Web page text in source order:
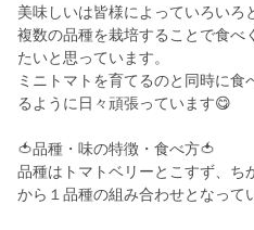
美味しいは皆様によっていろいろ
複数の品種を栽培することで食べ
たいと思っています。
ミニトマトを育てるのと同時に
るように日々頑張っています😋
🍅品種・味の特徴・食べ方🍅
品種はトマトベリーとこすず、ち
から１品種の組み合わせとなって